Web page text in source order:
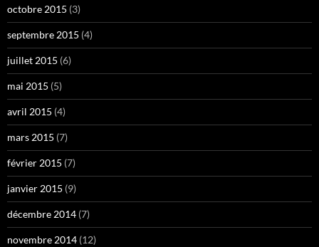
octobre 2015 (3)
septembre 2015 (4)
juillet 2015 (6)
mai 2015 (5)
avril 2015 (4)
mars 2015 (7)
février 2015 (7)
janvier 2015 (9)
décembre 2014 (7)
novembre 2014 (12)